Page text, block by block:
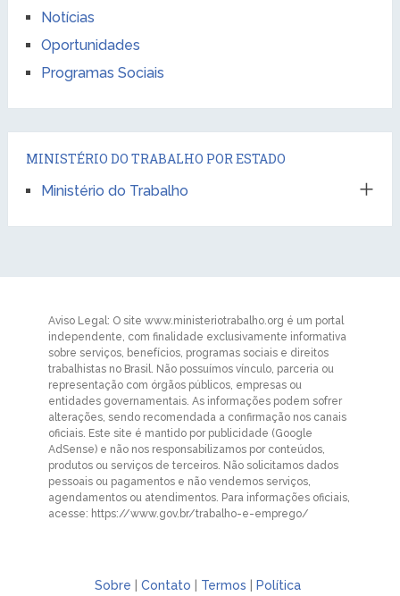
Notícias
Oportunidades
Programas Sociais
MINISTÉRIO DO TRABALHO POR ESTADO
Ministério do Trabalho
Aviso Legal: O site www.ministeriotrabalho.org é um portal
independente, com finalidade exclusivamente informativa
sobre serviços, benefícios, programas sociais e direitos
trabalhistas no Brasil. Não possuímos vínculo, parceria ou
representação com órgãos públicos, empresas ou
entidades governamentais. As informações podem sofrer
alterações, sendo recomendada a confirmação nos canais
oficiais. Este site é mantido por publicidade (Google
AdSense) e não nos responsabilizamos por conteúdos,
produtos ou serviços de terceiros. Não solicitamos dados
pessoais ou pagamentos e não vendemos serviços,
agendamentos ou atendimentos. Para informações oficiais,
acesse: https://www.gov.br/trabalho-e-emprego/
Sobre |Contato Termos Política